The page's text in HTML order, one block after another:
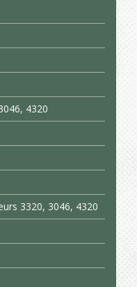
4320
3320, 3046, 4320